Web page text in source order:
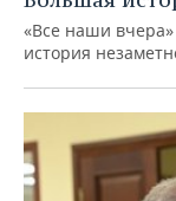
«Все наши
история